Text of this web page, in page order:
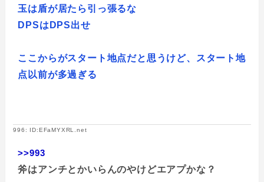
玉は盾が居たら引っ張るな
DPSはDPS出せ
ここからがスタート地点だと思うけど、スタート地
点以前が多過ぎる
996: ID:EFaMYXRL.net
>>993
斧はアンチとかいらんのやけどエアプかな？